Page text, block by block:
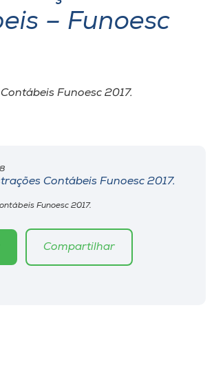
– Funoesc
Funoesc 2017.
Contábeis Funoesc 2017.
Funoesc 2017.
Compartilhar